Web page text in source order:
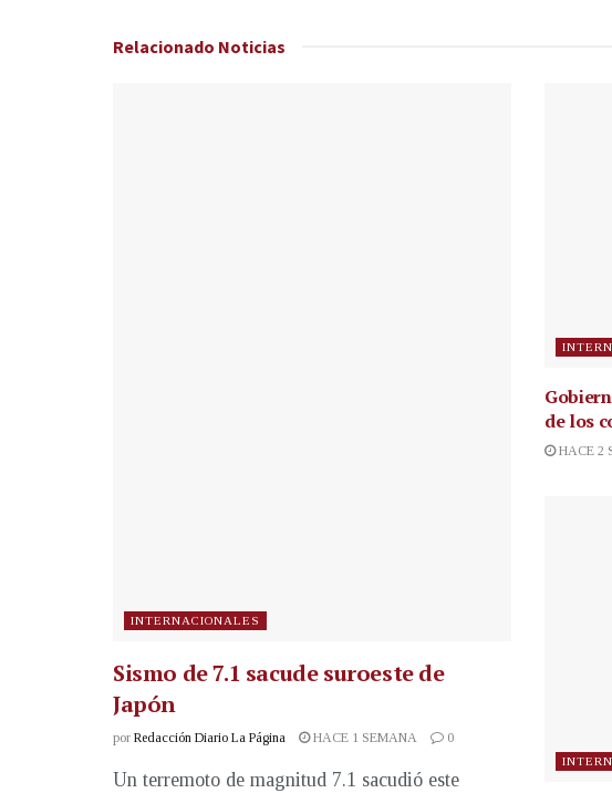
Relacionado Noticias
INTERNACIONALES
Sismo de 7.1 sacude suroeste de
Japón
por Redacción Diario La Página HACE 1 SEMANA 0
Un terremoto de magnitud 7.1 sacudió este
de los
HACE 2